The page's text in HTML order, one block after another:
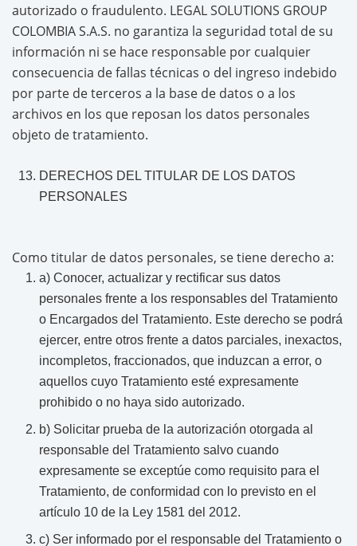
autorizado o fraudulento. LEGAL SOLUTIONS GROUP
COLOMBIA S.A.S. no garantiza la seguridad total de su
información ni se hace responsable por cualquier
consecuencia de fallas técnicas o del ingreso indebido
por parte de terceros a la base de datos o a los
archivos en los que reposan los datos personales
objeto de tratamiento.
DERECHOS DEL TITULAR DE LOS DATOS
PERSONALES
Como titular de datos personales, se tiene derecho a:
a) Conocer, actualizar y rectificar sus datos
personales frente a los responsables del Tratamiento
o Encargados del Tratamiento. Este derecho se podrá
ejercer, entre otros frente a datos parciales, inexactos,
incompletos, fraccionados, que induzcan a error, o
aquellos cuyo Tratamiento esté expresamente
prohibido o no haya sido autorizado.
b) Solicitar prueba de la autorización otorgada al
responsable del Tratamiento salvo cuando
expresamente se exceptúe como requisito para el
Tratamiento, de conformidad con lo previsto en el
artículo 10 de la Ley 1581 del 2012.
c) Ser informado por el responsable del Tratamiento o